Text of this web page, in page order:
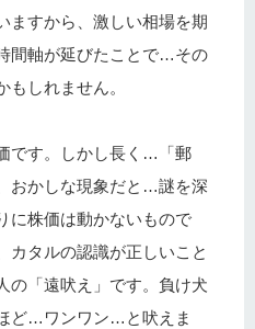
ますから、激しい相場を期
間軸が延びたことで…その
しれません。
です。しかし長く…「郵
おかしな現象だと…謎を深
に株価は動かないもので
カタルの認識が正しいこと
の「遠吠え」です。負け犬
ど…ワンワン…と吠えま